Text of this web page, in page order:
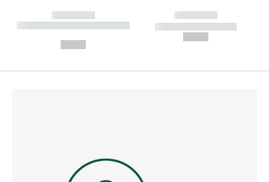
------------
----------- ----------- --------
------------
----------- -----------